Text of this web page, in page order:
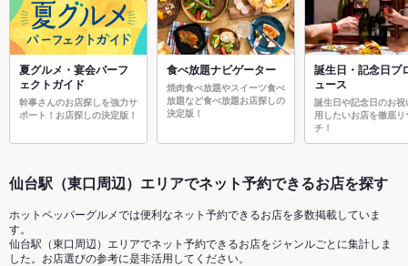
夏グルメ・宴会パーフ
ェクトガイド
幹事さんのお店探しを強力サ
ポート！お店探しの決定版！
食べ放題ナビゲーター
焼肉食べ放題やスイーツ食べ
放題など食べ放題お店探しの
決定版！
誕生日・記念日プ
ュース
誕生日や記念日のお祝
用したいお店を徹底リ
チ！
仙台駅（東口周辺）エリアでネット予約できるお店を探す
ホットペッパーグルメでは便利なネット予約できるお店を多数掲載していま
す。
仙台駅（東口周辺）エリアでネット予約できるお店をジャンルごとに集計しま
した。お店選びの参考に是非活用してください。